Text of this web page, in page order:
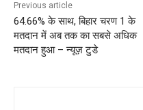
Previous article
64.66% के साथ, बिहार चरण 1 के
मतदान में अब तक का सबसे अधिक
मतदान हुआ – न्यूज़ टुडे